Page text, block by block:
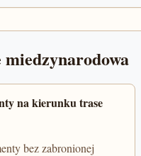
na kierunku trase
bez zabronionej